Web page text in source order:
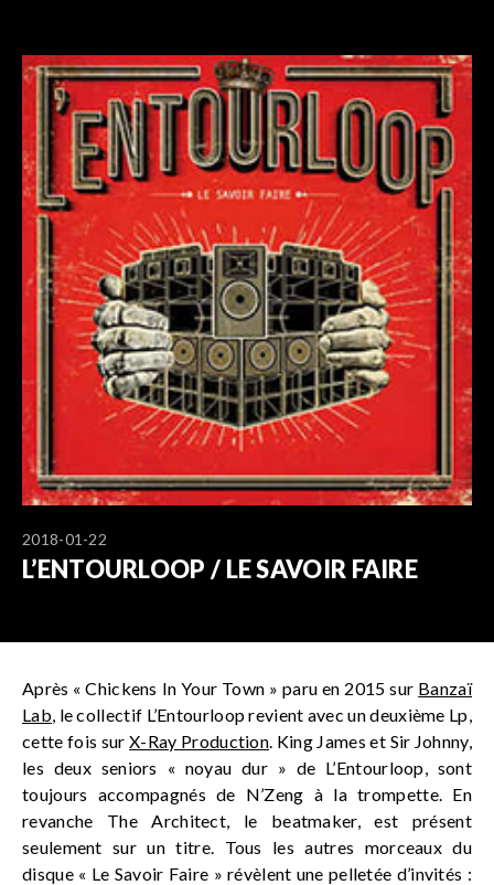
2018-01-22
L’ENTOURLOOP / LE SAVOIR FAIRE
Après « Chickens In Your Town » paru en 2015 sur Banzaï
Lab, le collectif L’Entourloop revient avec un deuxième Lp,
cette fois surX-Ray Production. King James et Sir Johnny,
les deux seniors « noyau dur » de L’Entourloop, sont
toujours accompagnés de N’Zeng à la trompette. En
revanche The Architect, le beatmaker, est présent
seulement sur un titre. Tous les autres morceaux du
disque « Le Savoir Faire » révèlent une pelletée d’invités :